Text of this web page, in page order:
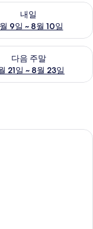
일
내일
9일 ~ 8월 10일
가능 여부 확인, 8월
16일
다음 주말
21일 ~ 8월 23일
예약 가능 여부 확인
Room, Ocean) | 객